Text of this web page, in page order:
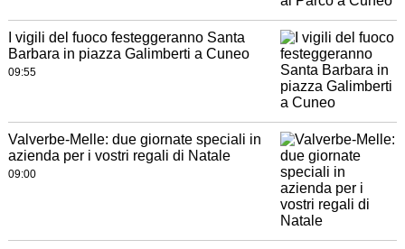
I vigili del fuoco festeggeranno Santa
Barbara in piazza Galimberti a Cuneo
09:55
Valverbe-Melle: due giornate speciali in
azienda per i vostri regali di Natale
09:00